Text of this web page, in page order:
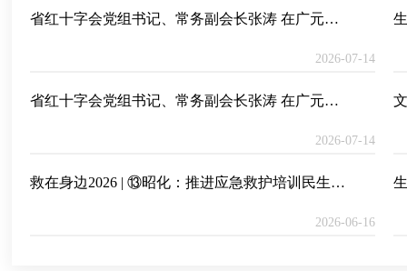
省红十字会党组书记、常务副会长张涛 在广元调研工作
2026-07-14
省红十字会党组书记、常务副会长张涛 在广元调研工作
2026-07-14
救在身边2026 | ⑬昭化：推进应急救护培训民生实事落地见效
2026-06-16